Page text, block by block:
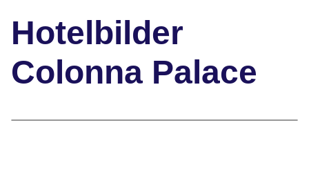
Hotelbilder
Colonna Palace